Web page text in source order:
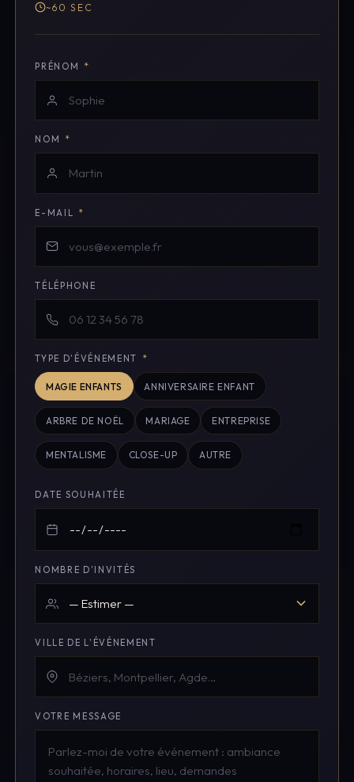
~60 SEC
PRÉNOM *
NOM *
E-MAIL *
TÉLÉPHONE
TYPE D'ÉVÉNEMENT *
MAGIE ENFANTS ANNIVERSAIRE ENFANT
ARBRE DE NOËL MARIAGE ENTREPRISE
MENTALISME CLOSE-UP AUTRE
DATE SOUHAITÉE
NOMBRE D'INVITÉS
VILLE DE L'ÉVÉNEMENT
VOTRE MESSAGE